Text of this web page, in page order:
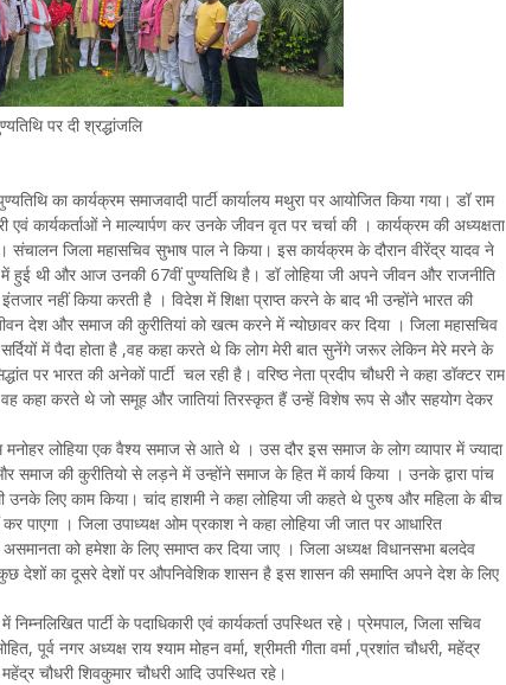
पर दी श्रद्धांजलि
का कार्यक्रम समाजवादी पार्टी कार्यालय मथुरा पर आयोजित किया गया। डॉ राम
एवं कार्यकर्ताओं ने माल्यार्पण कर उनके जीवन वृत पर चर्चा की । कार्यक्रम की अध्यक्षता
संचालन जिला महासचिव सुभाष पाल ने किया। इस कार्यक्रम के दौरान वीरेंद्र यादव ने
हुई थी और आज उनकी 67वीं पुण्यतिथि है। डॉ लोहिया जी अपने जीवन और राजनीति
नहीं किया करती है । विदेश में शिक्षा प्राप्त करने के बाद भी उन्होंने भारत की
देश और समाज की कुरीतियां को खत्म करने में न्योछावर कर दिया । जिला महासचिव
सर्दियों में पैदा होता है ,वह कहा करते थे कि लोग मेरी बात सुनेंगे जरूर लेकिन मेरे मरने के
पर भारत की अनेकों पार्टी चल रही है। वरिष्ठ नेता प्रदीप चौधरी ने कहा डॉक्टर राम
वह कहा करते थे जो समूह और जातियां तिरस्कृत हैं उन्हें विशेष रूप से और सहयोग देकर
मनोहर लोहिया एक वैश्य समाज से आते थे । उस दौर इस समाज के लोग व्यापार में ज्यादा
की कुरीतियो से लड़ने में उन्होंने समाज के हित में कार्य किया । उनके द्वारा पांच
लिए काम किया। चांद हाशमी ने कहा लोहिया जी कहते थे पुरुष और महिला के बीच
। जिला उपाध्यक्ष ओम प्रकाश ने कहा लोहिया जी जात पर आधारित
को हमेशा के लिए समाप्त कर दिया जाए । जिला अध्यक्ष विधानसभा बलदेव
कुछ देशों का दूसरे देशों पर औपनिवेशिक शासन है इस शासन की समाप्ति अपने देश के लिए
पार्टी के पदाधिकारी एवं कार्यकर्ता उपस्थित रहे। प्रेमपाल, जिला सचिव
पूर्व नगर अध्यक्ष राय श्याम मोहन वर्मा, श्रीमती गीता वर्मा ,प्रशांत चौधरी, महेंद्र
महेंद्र चौधरी शिवकुमार चौधरी आदि उपस्थित रहे।